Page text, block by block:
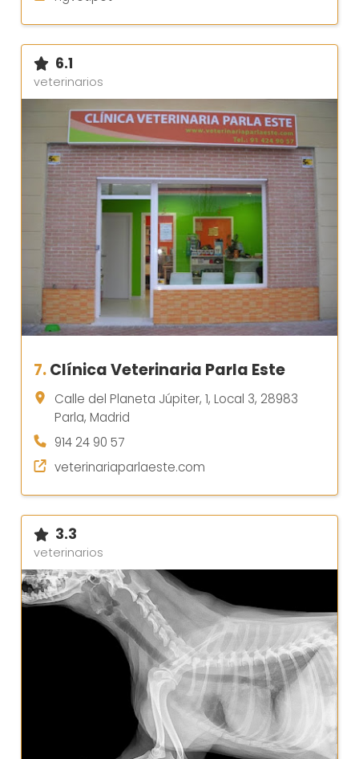
6.1
veterinarios
7.Clínica Veterinaria Parla Este
Calle del Planeta Júpiter, 1, Local 3, 28983
Parla, Madrid
914 24 90 57
veterinariaparlaeste.com
3.3
veterinarios